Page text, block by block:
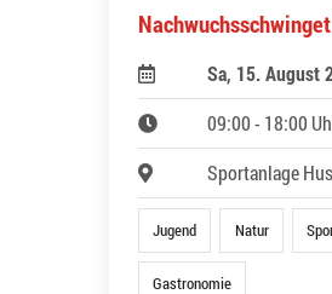
Sa, 15. August
09:00 - 18:00
Sportanlage
Jugend Natur
Gastronomie